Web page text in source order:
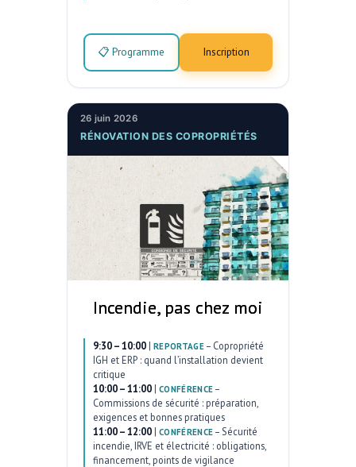
📋 Programme Inscription
26 juin 2026
RÉNOVATION DES COPROPRIÉTÉS
Incendie, pas chez moi
9:30 – 10:00 | REPORTAGE– Copropriété
IGH et ERP : quand l’installation devient
critique
10:00 – 11:00 | CONFÉRENCE –
Commissions de sécurité : préparation,
exigences et bonnes pratiques
11:00 – 12:00 | CONFÉRENCE – Sécurité
incendie, IRVE et électricité : obligations,
financement, points de vigilance